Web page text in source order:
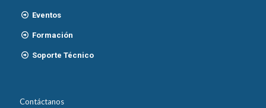
Eventos
Formación
Soporte Técnico
Contáctanos